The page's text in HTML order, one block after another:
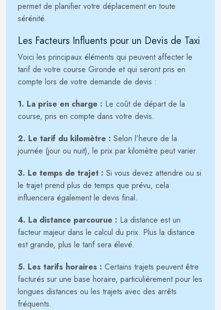
permet de planifier votre déplacement en toute
sérénité.
Les Facteurs Influents pour un Devis de Taxi
Voici les principaux éléments qui peuvent affecter le
tarif de votre course Gironde et qui seront pris en
compte lors de votre demande de devis :
1. La prise en charge : Le coût de départ de la
course, pris en compte dans votre devis.
2. Le tarif du kilomètre : Selon l'heure de la
journée (jour ou nuit), le prix par kilomètre peut varier.
3. Le temps de trajet : Si vous devez attendre ou si
le trajet prend plus de temps que prévu, cela
influencera également le devis final.
4. La distance parcourue : La distance est un
facteur majeur dans le calcul du prix. Plus la distance
est grande, plus le tarif sera élevé.
5. Les tarifs horaires : Certains trajets peuvent être
facturés sur une base horaire, particulièrement pour les
longues distances ou les trajets avec des arrêts
fréquents.